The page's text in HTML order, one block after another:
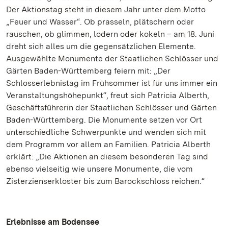
Der Aktionstag steht in diesem Jahr unter dem Motto
„Feuer und Wasser“. Ob prasseln, plätschern oder
rauschen, ob glimmen, lodern oder kokeln – am 18. Juni
dreht sich alles um die gegensätzlichen Elemente.
Ausgewählte Monumente der Staatlichen Schlösser und
Gärten Baden-Württemberg feiern mit: „Der
Schlosserlebnistag im Frühsommer ist für uns immer ein
Veranstaltungshöhepunkt“, freut sich Patricia Alberth,
Geschäftsführerin der Staatlichen Schlösser und Gärten
Baden-Württemberg. Die Monumente setzen vor Ort
unterschiedliche Schwerpunkte und wenden sich mit
dem Programm vor allem an Familien. Patricia Alberth
erklärt: „Die Aktionen an diesem besonderen Tag sind
ebenso vielseitig wie unsere Monumente, die vom
Zisterzienserkloster bis zum Barockschloss reichen.“
Erlebnisse am Bodensee